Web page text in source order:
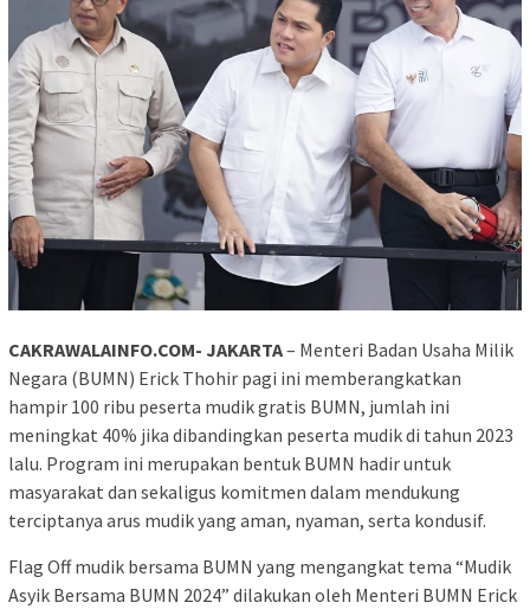
CAKRAWALAINFO.COM- JAKARTA– Menteri Badan Usaha Milik
Negara (BUMN) Erick Thohir pagi ini memberangkatkan
hampir 100 ribu peserta mudik gratis BUMN, jumlah ini
meningkat 40% jika dibandingkan peserta mudik di tahun 2023
lalu. Program ini merupakan bentuk BUMN hadir untuk
masyarakat dan sekaligus komitmen dalam mendukung
terciptanya arus mudik yang aman, nyaman, serta kondusif.
Flag Off mudik bersama BUMN yang mengangkat tema “Mudik
Asyik Bersama BUMN 2024” dilakukan oleh Menteri BUMN Erick